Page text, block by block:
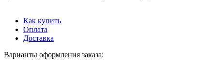
Как купить
Оплата
Доставка
Варианты оформления заказа: